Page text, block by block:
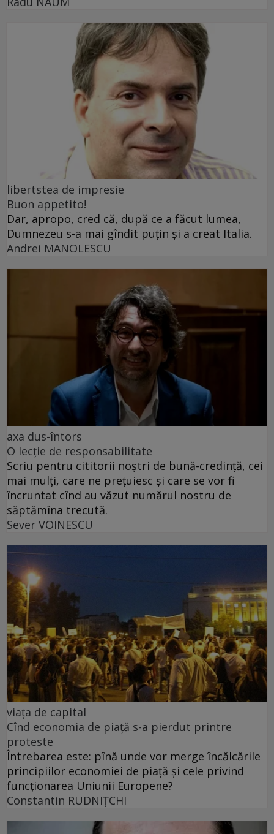
libertstea de impresie
Buon appetito!
Dar, apropo, cred că, după ce a făcut lumea,
Dumnezeu s-a mai gîndit puțin și a creat Italia.
Andrei MANOLESCU
axa dus-întors
O lecție de responsabilitate
Scriu pentru cititorii noștri de bună-credință, cei
mai mulți, care ne prețuiesc și care se vor fi
încruntat cînd au văzut numărul nostru de
săptămîna trecută.
Sever VOINESCU
viața de capital
Cînd economia de piață s-a pierdut printre
proteste
Întrebarea este: pînă unde vor merge încălcările
principiilor economiei de piață și cele privind
funcționarea Uniunii Europene?
Constantin RUDNIŢCHI